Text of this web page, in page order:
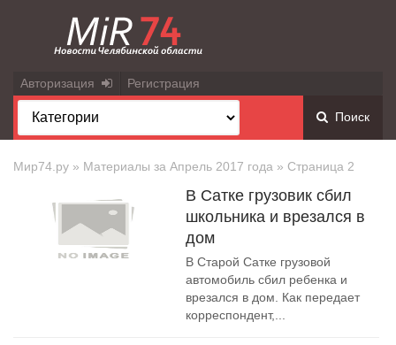
Авторизация Регистрация
Поиск
Мир74.ру » Материалы за Апрель 2017 года » Страница 2
В Сатке грузовик сбил
школьника и врезался в
дом
В Старой Сатке грузовой
автомобиль сбил ребенка и
врезался в дом. Как передает
корреспондент,...